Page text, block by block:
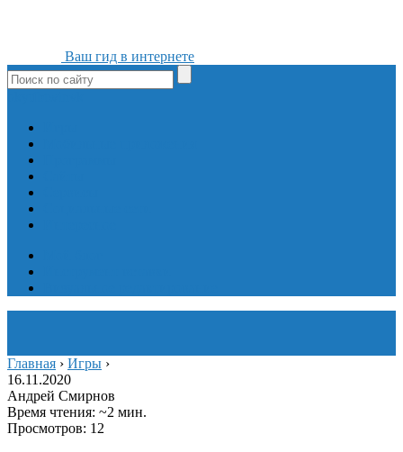
Ваш гид в интернете
Главная › Игры ›
16.11.2020
Андрей Смирнов
Время чтения: ~2 мин.
Просмотров: 12